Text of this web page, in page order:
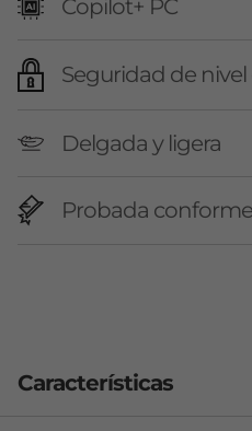
Copilot+ PC
Seguridad de
Delgada y ligera
Probada conforme
Características